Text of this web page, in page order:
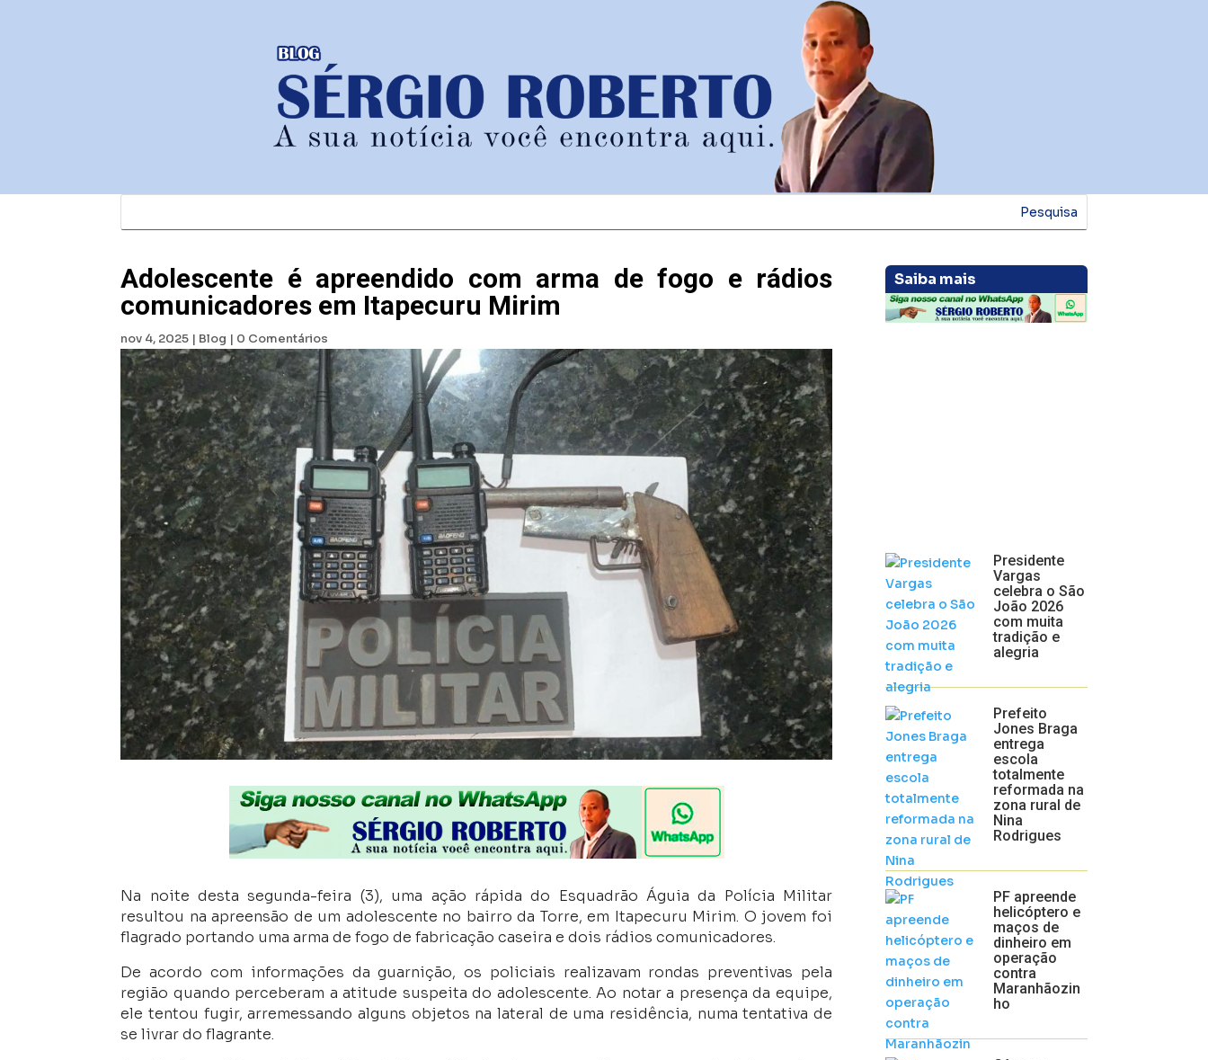
Adolescente é apreendido com arma de fogo e rádios
comunicadores em Itapecuru Mirim
nov 4, 2025 | Blog | 0 Comentários
Na noite desta segunda-feira (3), uma ação rápida do Esquadrão Águia da Polícia Militar
resultou na apreensão de um adolescente no bairro da Torre, em Itapecuru Mirim. O jovem foi
flagrado portando uma arma de fogo de fabricação caseira e dois rádios comunicadores.
De acordo com informações da guarnição, os policiais realizavam rondas preventivas pela
região quando perceberam a atitude suspeita do adolescente. Ao notar a presença da equipe,
ele tentou fugir, arremessando alguns objetos na lateral de uma residência, numa tentativa de
se livrar do flagrante.
Saiba mais
Presidente
Vargas
celebra o São
João 2026
com muita
tradição e
alegria
Prefeito
Jones Braga
entrega
escola
totalmente
reformada na
zona rural de
Nina
Rodrigues
PF apreende
helicóptero e
maços de
dinheiro em
operação
contra
Maranhãozin
ho